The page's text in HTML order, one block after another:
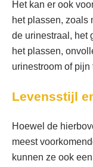
Het kan er ook
het plassen, zoals
de urinestraal, het
het plassen,
urinestroom of
Levensstijl
Hoewel de
meest
kunnen ze ook